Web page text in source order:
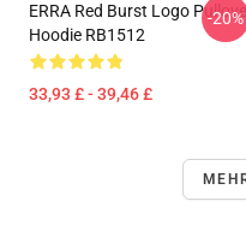
ERRA Red Burst Logo
Hoodie RB1512
33,93 £ - 39,46 £
-20%